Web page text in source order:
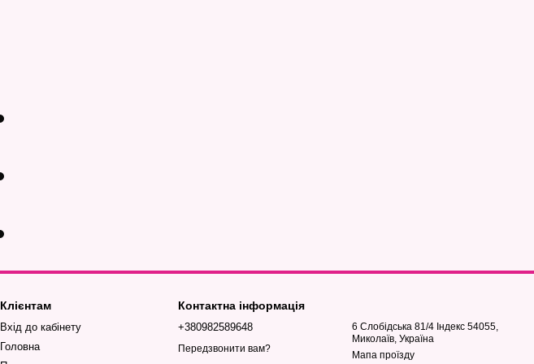
Клієнтам
Вхід до кабінету
Головна
Контактна інформація
+380982589648
Передзвонити вам?
6 Слобідська 81/4 Індекс 54055,
Миколаїв, Україна
Мапа проїзду